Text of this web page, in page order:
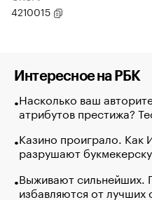
4210015
Интересное на РБК
Насколько ваш
атрибутов престижа?
Казино проиграло. Как
разрушают
Выживают сильнейших.
избавляются от лучших